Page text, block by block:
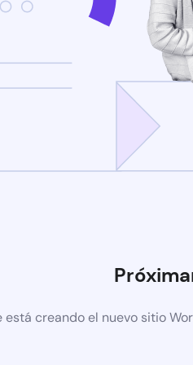
está creando el nuevo sitio